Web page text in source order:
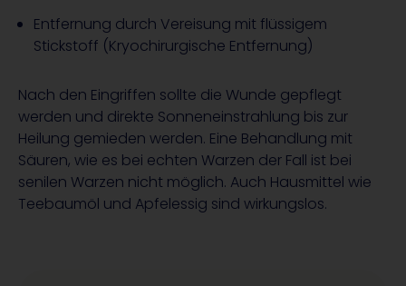
Entfernung durch Vereisung mit flüssigem
Stickstoff (Kryochirurgische Entfernung)
Nach den Eingriffen sollte die Wunde gepflegt
werden und direkte Sonneneinstrahlung bis zur
Heilung gemieden werden. Eine Behandlung mit
Säuren, wie es bei echten Warzen der Fall ist bei
senilen Warzen nicht möglich. Auch Hausmittel wie
Teebaumöl und Apfelessig sind wirkungslos.